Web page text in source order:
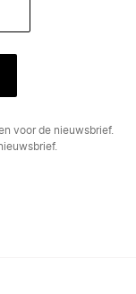
voor de nieuwsbrief.